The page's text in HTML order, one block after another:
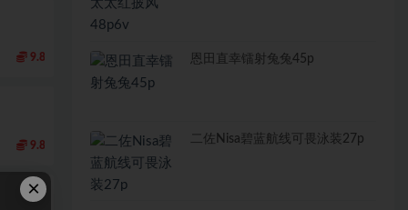
9.8
9.8
恩田直幸镭射兔兔45p
二佐Nisa碧蓝航线可畏泳装27p
×